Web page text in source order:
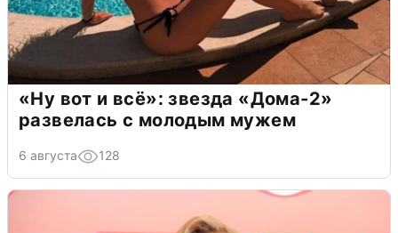
«Ну вот и всё»: звезда «Дома-2»
развелась с молодым мужем
6 августа 128